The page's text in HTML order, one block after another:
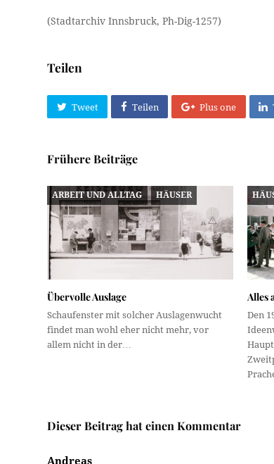
(Stadtarchiv Innsbruck, Ph-Dig-1257)
Teilen
Tweet Teilen Plus one
Frühere Beiträge
ARBEIT UND ALLTAG HÄUSER
Übervolle Auslage
Schaufenster mit solcher Auslagenwucht
findet man wohl eher nicht mehr, vor
allem nicht in der…
Alles
Den
Dieser Beitrag hat einen Kommentar
Andreas